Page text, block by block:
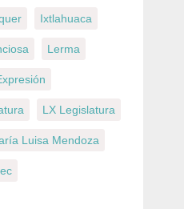
Ixtlahuaca
Lerma
LX Legislatura
Luisa Mendoza